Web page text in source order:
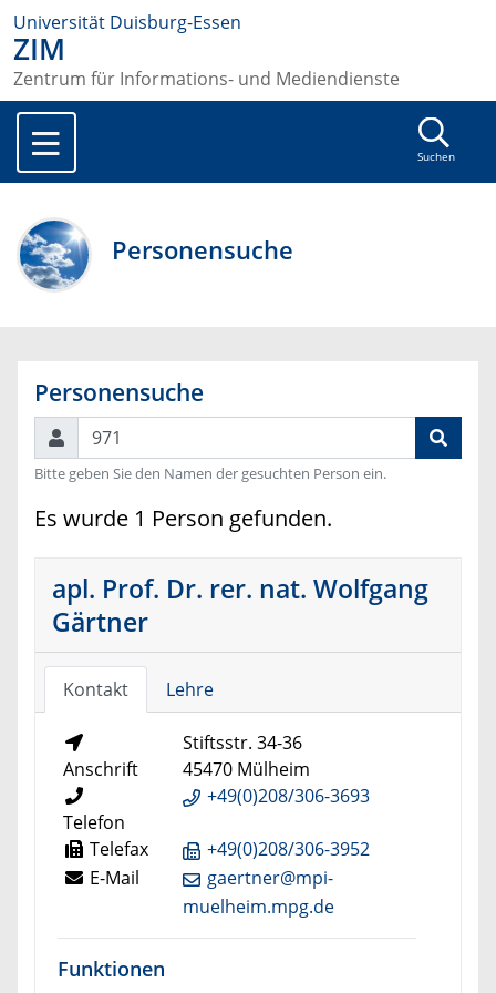
Universität Duisburg-Essen
ZIM
Zentrum für Informations- und Mediendienste
Suchen
Personensuche
Personensuche
Suchen
Bitte geben Sie den Namen der gesuchten Person ein.
Es wurde 1 Person gefunden.
apl. Prof. Dr. rer. nat. Wolfgang
Gärtner
Kontakt Lehre
Anschrift
Stiftsstr. 34-36
45470 Mülheim
Telefon
+49(0)208/306-3693
Telefax
+49(0)208/306-3952
E-Mail
gaertner@mpi-
muelheim.mpg.de
Funktionen